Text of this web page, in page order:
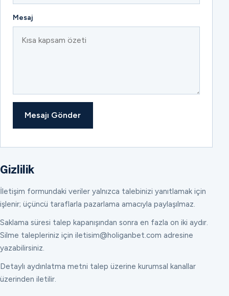
Mesaj
Mesajı Gönder
Gizlilik
İletişim formundaki veriler yalnızca talebinizi yanıtlamak için
işlenir; üçüncü taraflarla pazarlama amacıyla paylaşılmaz.
Saklama süresi talep kapanışından sonra en fazla on iki aydır.
Silme talepleriniz için iletisim@holiganbet.com adresine
yazabilirsiniz.
Detaylı aydınlatma metni talep üzerine kurumsal kanallar
üzerinden iletilir.